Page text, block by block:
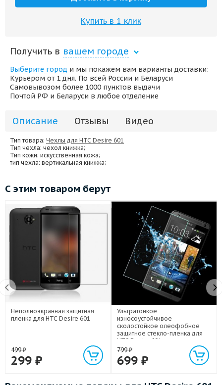
Купить в 1 клик
Получить в вашем городе
Выберите город и мы покажем вам варианты доставки:
Курьером от 1 дня. По всей России и Беларуси
Самовывозом более 1000 пунктов выдачи
Почтой РФ и Беларуси в любое отделение
Описание Отзывы Видео
Тип товара: Чехлы для HTC Desire 601
Тип чехла: чехол книжка;
Тип кожи: искусственная кожа;
тип чехла: вертикальная книжка;
С этим товаром берут
Неполноэкранная защитная
пленка для HTC Desire 601
499₽
299 ₽
Ультратонкое
износоустойчивое
сколостойкое олеофобное
защитное стекло-пленка для
HTC Desire 601
799₽
699 ₽